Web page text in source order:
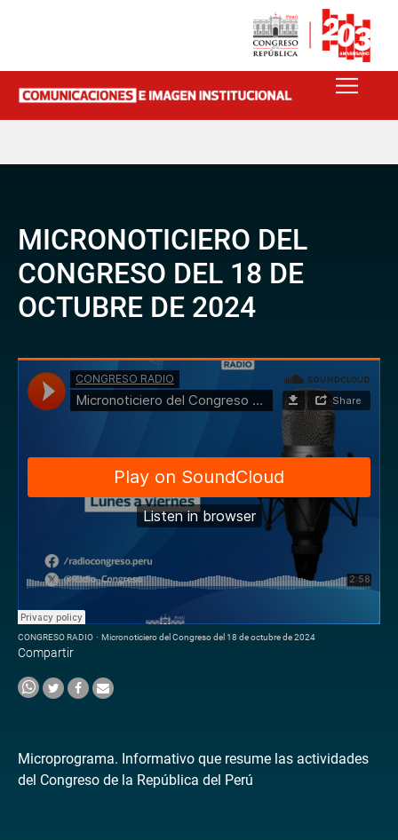
MICRONOTICIERO DEL
CONGRESO DEL 18 DE
OCTUBRE DE 2024
CONGRESO RADIO · Micronoticiero del Congreso del 18 de octubre de 2024
Compartir
Microprograma. Informativo que resume las actividades
del Congreso de la República del Perú